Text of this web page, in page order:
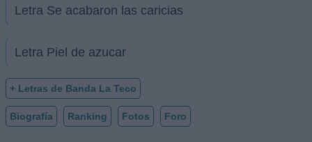
Letra Se acabaron las caricias
Letra Piel de azucar
+ Letras de Banda La Teco
Biografía Ranking Fotos Foro